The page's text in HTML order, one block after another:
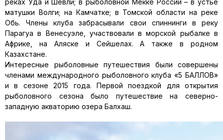
реках Уда и Шевли; в рыболовной Мекке России – в устье
матушки Волги; на Камчат­ке; в Томской области на реке
Обь. Члены клуба за­брасывали свои спиннинги в реку
Парагуа в Вене­суэле, участвовали в морской рыбалке в
Африке, на Аляске и Сейшелах. А также в родном
Казахстане.
Интересные рыболовные путешествия были со­вершены
членами международного рыболовного клуба «5 БАЛЛОВ»
и в сезоне 2015 года. Первой по­ездкой для открытия
рыболовного сезона было пу­тешествие на северно-
западную акваторию озера Балхаш.